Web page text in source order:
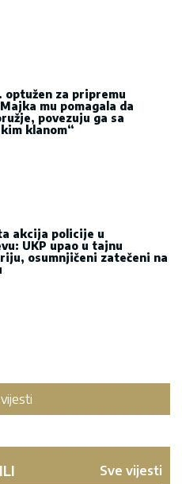
optužen za pripremu
mu pomagala da
povezuju ga sa
klanom“
akcija policije u
UKP upao u tajnu
osumnjičeni zatečeni na
Sve vijesti